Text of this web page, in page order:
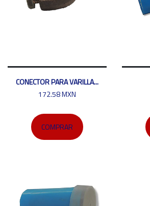
CONECTOR PARA VARILLA...
172.58 MXN
COMPRAR